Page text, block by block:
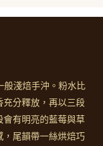
般淺焙手沖。粉水比
充分釋放，再以三段
會有明亮的藍莓與草
，尾韻帶一絲烘焙巧